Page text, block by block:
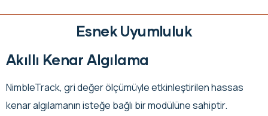
Esnek Uyumluluk
Akıllı Kenar Algılama
NimbleTrack, gri değer ölçümüyle etkinleştirilen hassas
kenar algılamanın isteğe bağlı bir modülüne sahiptir.